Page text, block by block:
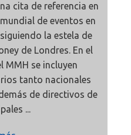
cita de referencia en
de eventos en
la estela de
de Londres. En el
MMH se incluyen
tanto nacionales
de directivos de
...